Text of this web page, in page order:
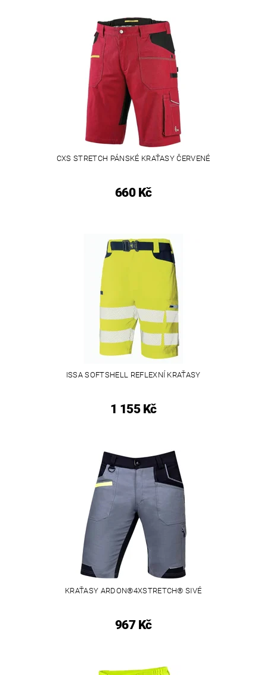
CXS STRETCH PÁNSKÉ KRAŤASY ČERVENÉ
660 Kč
ISSA SOFTSHELL REFLEXNÍ KRAŤASY
1 155 Kč
KRAŤASY ARDON®4XSTRETCH® SIVÉ
967 Kč